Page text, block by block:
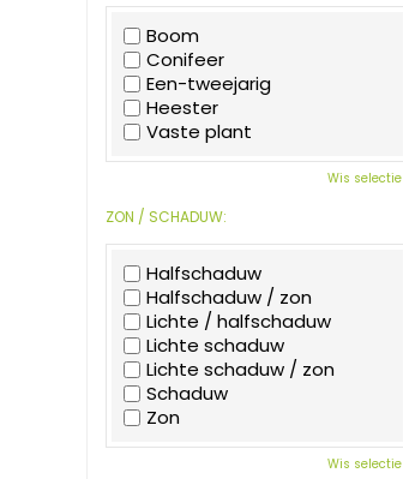
Boom
Conifeer
Een-tweejarig
Heester
Vaste plant
Wis selectie
ZON / SCHADUW:
Halfschaduw
Halfschaduw / zon
Lichte / halfschaduw
Lichte schaduw
Lichte schaduw / zon
Schaduw
Zon
Wis selectie